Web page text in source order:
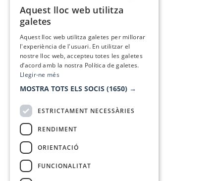
Aquest lloc web utilitza
galetes
Aquest lloc web utilitza galetes per millorar
l'experiència de l'usuari. En utilitzar el
nostre lloc web, accepteu totes les galetes
d’acord amb la nostra Política de galetes.
Llegir-ne més
MOSTRA TOTS ELS SOCIS (1650) →
ESTRICTAMENT NECESSÀRIES
RENDIMENT
ORIENTACIÓ
FUNCIONALITAT